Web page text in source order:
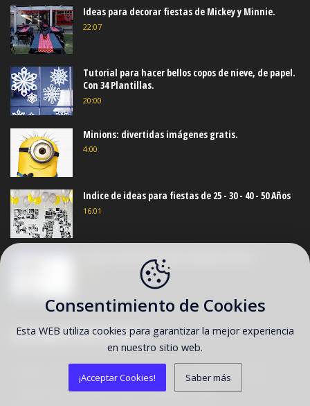
Ideas para decorar fiestas de Mickey y Minnie.
22:07
Tutorial para hacer bellos copos de nieve, de papel.
Con 34 Plantillas.
20:00
Minions: divertidas imágenes gratis.
4:00
Indice de ideas para fiestas de 25 - 30 - 40 - 50 Años
16:01
Frozen: Invitaciones para Imprimir Gratis.
CATEGORÍAS DESTACADAS
Marcadores de Copas Photo Booth
Soporte para Golosinas (28) actividades (445)
Consentimiento de Cookies
Esta WEB utiliza cookies para garantizar la mejor experiencia
en nuestro sitio web.
¡Acceptar Cookies! Saber más